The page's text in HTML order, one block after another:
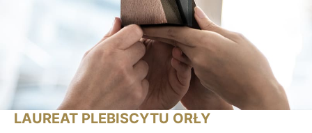
LAUREAT PLEBISCYTU ORŁY